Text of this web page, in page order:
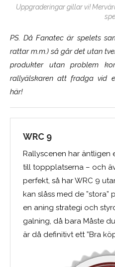
Uppgraderingar gillar vi!
PS. Då Fanatec är spelets
rattar m.m.) så går det utan
produkter utan problem
rallyälskaren att fradga vid
här!
WRC 9
Rallyscenen har äntligen
till toppplatserna – och
perfekt, så har WRC 9
kan slåss med de ”stora”
en aning strategi och
galning, då bara Måste
är då definitivt ett ”Bra